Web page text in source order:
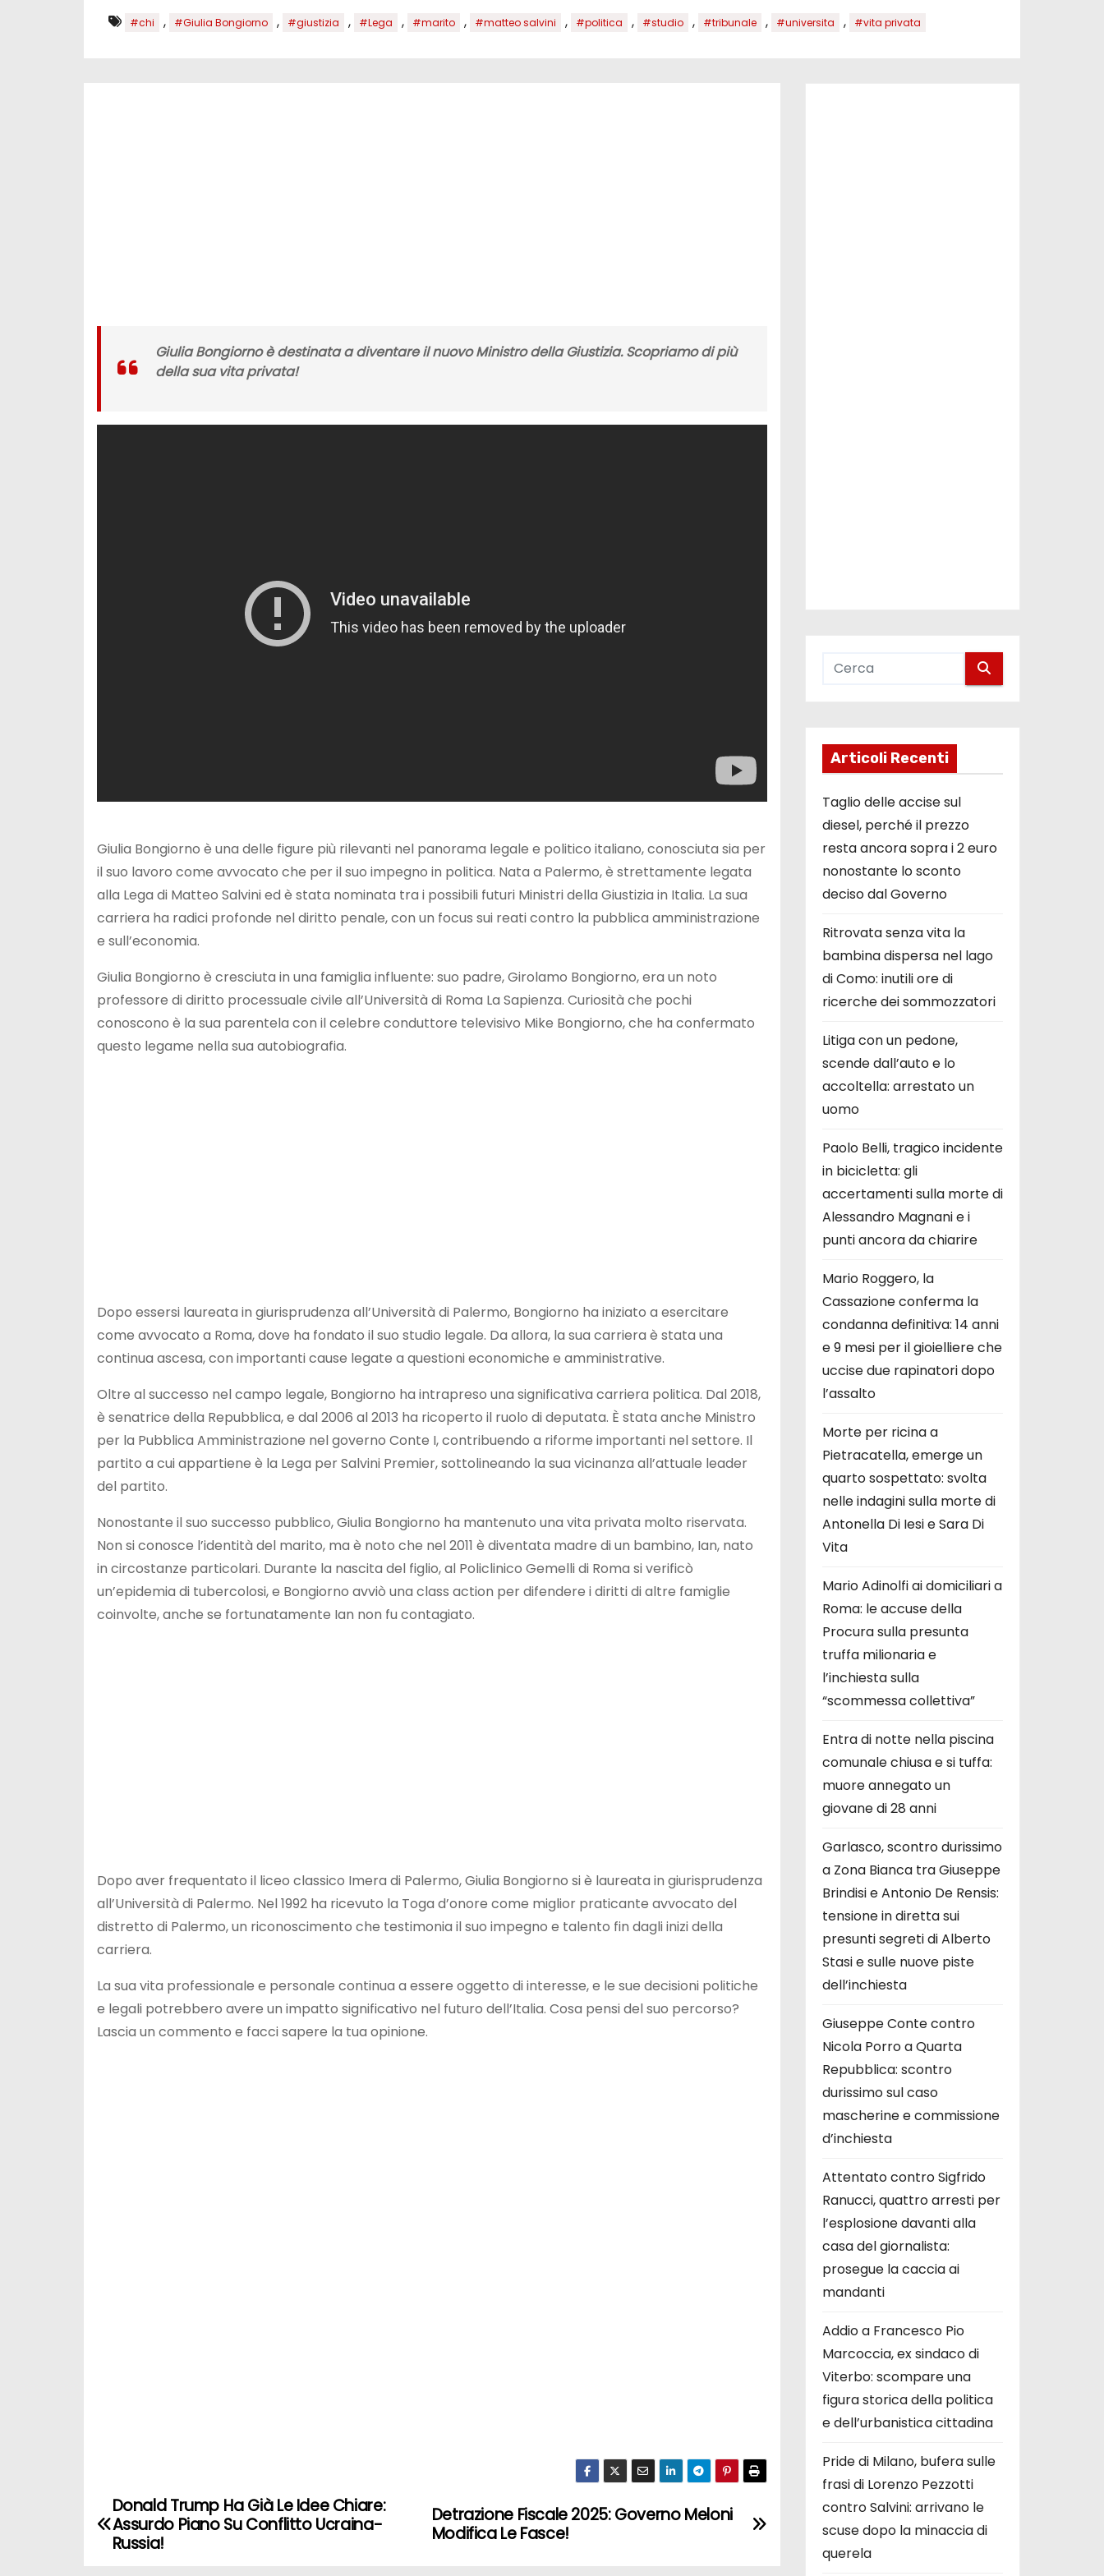
#chi , #Giulia Bongiorno , #giustizia , #Lega , #marito , #matteo salvini , #politica , #studio , #tribunale , #universita , #vita privata
Giulia Bongiorno è destinata a diventare il nuovo Ministro della Giustizia. Scopriamo di più
della sua vita privata!
Giulia Bongiorno è una delle figure più rilevanti nel panorama legale e politico italiano, conosciuta sia per
il suo lavoro come avvocato che per il suo impegno in politica. Nata a Palermo, è strettamente legata
alla Lega di Matteo Salvini ed è stata nominata tra i possibili futuri Ministri della Giustizia in Italia. La sua
carriera ha radici profonde nel diritto penale, con un focus sui reati contro la pubblica amministrazione
e sull’economia.
Giulia Bongiorno è cresciuta in una famiglia influente: suo padre, Girolamo Bongiorno, era un noto
professore di diritto processuale civile all’Università di Roma La Sapienza. Curiosità che pochi
conoscono è la sua parentela con il celebre conduttore televisivo Mike Bongiorno, che ha confermato
questo legame nella sua autobiografia.
Dopo essersi laureata in giurisprudenza all’Università di Palermo, Bongiorno ha iniziato a esercitare
come avvocato a Roma, dove ha fondato il suo studio legale. Da allora, la sua carriera è stata una
continua ascesa, con importanti cause legate a questioni economiche e amministrative.
Oltre al successo nel campo legale, Bongiorno ha intrapreso una significativa carriera politica. Dal 2018,
è senatrice della Repubblica, e dal 2006 al 2013 ha ricoperto il ruolo di deputata. È stata anche Ministro
per la Pubblica Amministrazione nel governo Conte I, contribuendo a riforme importanti nel settore. Il
partito a cui appartiene è la Lega per Salvini Premier, sottolineando la sua vicinanza all’attuale leader
del partito.
Nonostante il suo successo pubblico, Giulia Bongiorno ha mantenuto una vita privata molto riservata.
Non si conosce l’identità del marito, ma è noto che nel 2011 è diventata madre di un bambino, Ian, nato
in circostanze particolari. Durante la nascita del figlio, al Policlinico Gemelli di Roma si verificò
un’epidemia di tubercolosi, e Bongiorno avviò una class action per difendere i diritti di altre famiglie
coinvolte, anche se fortunatamente Ian non fu contagiato.
Dopo aver frequentato il liceo classico Imera di Palermo, Giulia Bongiorno si è laureata in giurisprudenza
all’Università di Palermo. Nel 1992 ha ricevuto la Toga d’onore come miglior praticante avvocato del
distretto di Palermo, un riconoscimento che testimonia il suo impegno e talento fin dagli inizi della
carriera.
La sua vita professionale e personale continua a essere oggetto di interesse, e le sue decisioni politiche
e legali potrebbero avere un impatto significativo nel futuro dell’Italia. Cosa pensi del suo percorso?
Lascia un commento e facci sapere la tua opinione.
N
Detrazione Fiscale 2025: Governo Meloni
Modifica Le Fasce!
Donald Trump Ha Già Le Idee Chiare:
Assurdo Piano Su Conflitto Ucraina-
Russia!
Articoli Recenti
Taglio delle accise sul
diesel, perché il prezzo
resta ancora sopra i 2 euro
nonostante lo sconto
deciso dal Governo
Ritrovata senza vita la
bambina dispersa nel lago
di Como: inutili ore di
ricerche dei sommozzatori
Litiga con un pedone,
scende dall’auto e lo
accoltella: arrestato un
uomo
Paolo Belli, tragico incidente
in bicicletta: gli
accertamenti sulla morte di
Alessandro Magnani e i
punti ancora da chiarire
Mario Roggero, la
Cassazione conferma la
condanna definitiva: 14 anni
e 9 mesi per il gioielliere che
uccise due rapinatori dopo
l’assalto
Morte per ricina a
Pietracatella, emerge un
quarto sospettato: svolta
nelle indagini sulla morte di
Antonella Di Iesi e Sara Di
Vita
Mario Adinolfi ai domiciliari a
Roma: le accuse della
Procura sulla presunta
truffa milionaria e
l’inchiesta sulla
“scommessa collettiva”
Entra di notte nella piscina
comunale chiusa e si tuffa:
muore annegato un
giovane di 28 anni
Garlasco, scontro durissimo
a Zona Bianca tra Giuseppe
Brindisi e Antonio De Rensis:
tensione in diretta sui
presunti segreti di Alberto
Stasi e sulle nuove piste
dell’inchiesta
Giuseppe Conte contro
Nicola Porro a Quarta
Repubblica: scontro
durissimo sul caso
mascherine e commissione
d’inchiesta
Attentato contro Sigfrido
Ranucci, quattro arresti per
l’esplosione davanti alla
casa del giornalista:
prosegue la caccia ai
mandanti
Addio a Francesco Pio
Marcoccia, ex sindaco di
Viterbo: scompare una
figura storica della politica
e dell’urbanistica cittadina
Pride di Milano, bufera sulle
frasi di Lorenzo Pezzotti
contro Salvini: arrivano le
scuse dopo la minaccia di
querela